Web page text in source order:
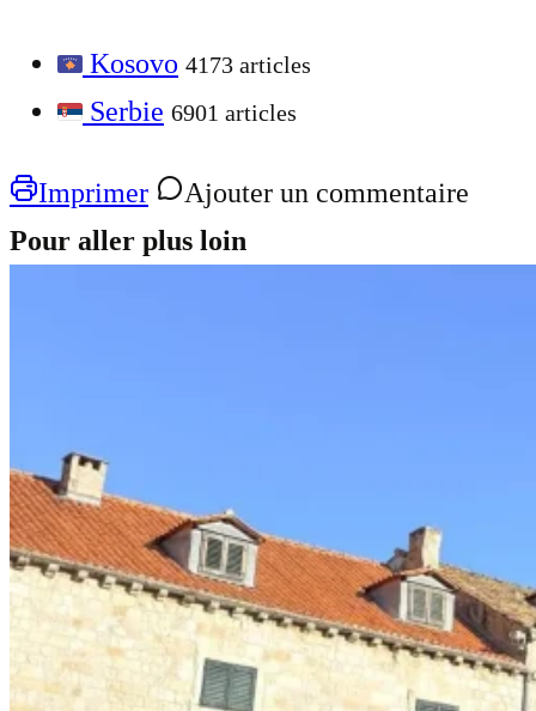
Kosovo 4173 articles
Serbie 6901 articles
Imprimer
Ajouter un commentaire
Pour aller plus loin